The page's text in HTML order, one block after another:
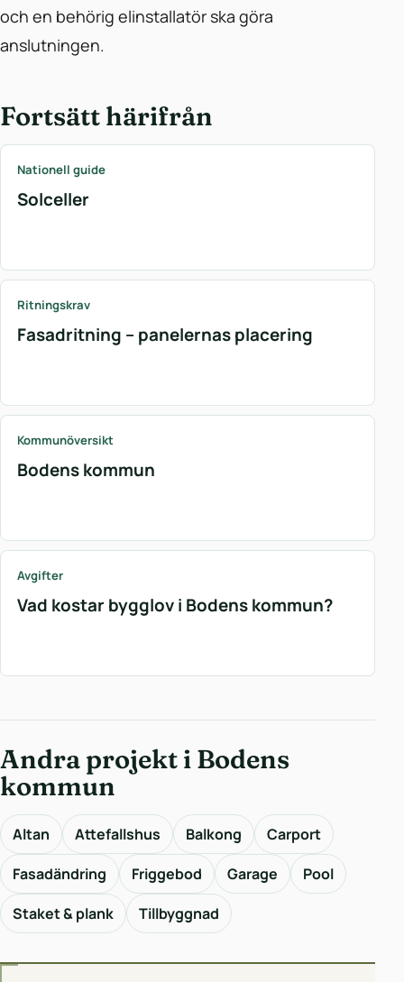
och en behörig elinstallatör ska göra
anslutningen.
Fortsätt härifrån
Nationell guide
Solceller
Ritningskrav
Fasadritning – panelernas placering
Kommunöversikt
Bodens kommun
Avgifter
Vad kostar bygglov i Bodens kommun?
Andra projekt i Bodens
kommun
Altan Attefallshus Balkong
Carport
Fasadändring
Friggebod Garage
Pool
Staket & plank
Tillbyggnad